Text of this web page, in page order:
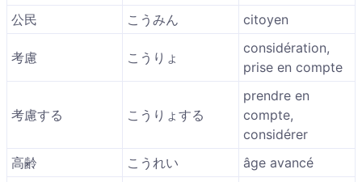
公民
こうみん citoyen
考慮 こうりょ
considération,
prise en compte
考慮する こうりょする
prendre en
compte,
considérer
高齢
こうれい âge avancé